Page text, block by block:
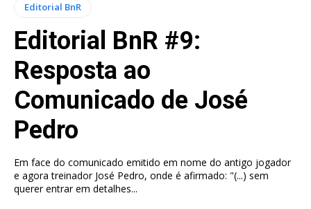
Editorial BnR
Editorial BnR #9:
Resposta ao
Comunicado de José
Pedro
Em face do comunicado emitido em nome do antigo jogador
e agora treinador José Pedro, onde é afirmado: "(...) sem
querer entrar em detalhes...